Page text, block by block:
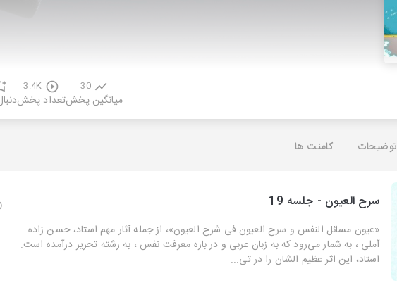
30
میانگین پخش
3.4K
تعداد پخش
توضیحات کامنت ها
سرح العیون - جلسه 19
«عیون مسائل النفس و سرح العیون فی شرح العیون»، از جمله آثار مهم استاد، حسن زاده
آملی ، به شمار می‌رود که به زبان عربی و در باره معرفت نفس ، به رشته تحریر درآمده است.
استاد، این اثر عظیم الشان را در تی...